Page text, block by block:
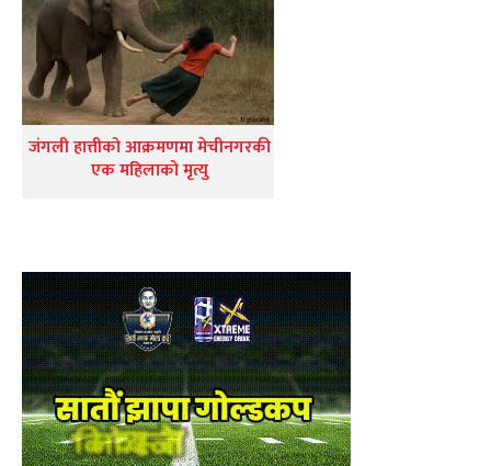
जंगली हात्तीको आक्रमणमा मेचीनगरकी
एक महिलाको मृत्यु